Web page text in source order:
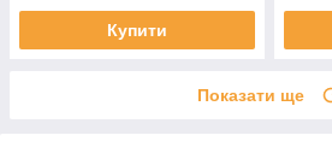
Купити
Показати ще